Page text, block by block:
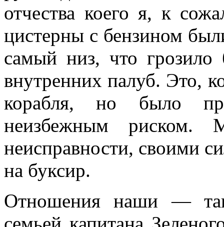
отчества коего я, к
цистерны с бензином
самый низ, что
внутренних палуб. Это,
корабля, но было
неизбежным риском.
неисправности, своими
на буксир.
Отношения наши —